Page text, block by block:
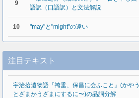
9
語訳（口語訳）と文法解説
10 "may"と"might"の違い
注目テキスト
宇治拾遺物語『袴垂、保昌に会ふこと』(かや
とざまかうざまにするに〜)の品詞分解